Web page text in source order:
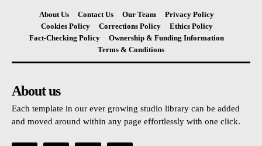
About Us Contact Us Our Team
Privacy Policy
Cookies Policy
Corrections Policy
Ethics Policy
Fact-Checking Policy
Ownership & Funding Information
Terms & Conditions
About us
Each template in our ever growing studio library can be added
and moved around within any page effortlessly with one click.